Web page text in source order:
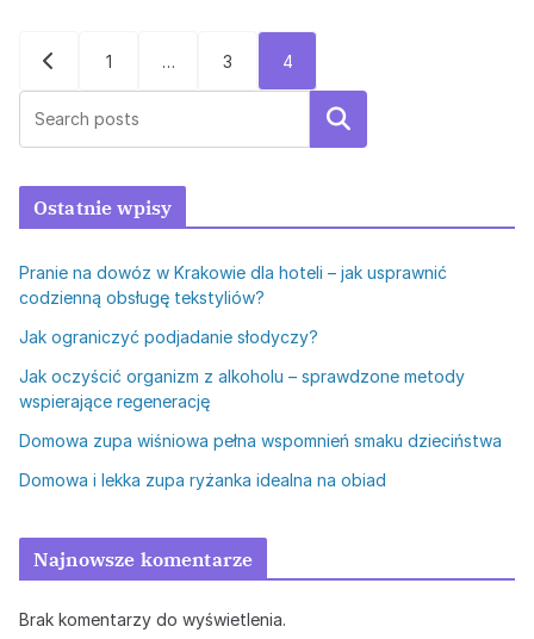
Stronicowanie
wpisów
1 … 3 4
Szukaj
Ostatnie wpisy
Pranie na dowóz w Krakowie dla hoteli – jak usprawnić
codzienną obsługę tekstyliów?
Jak ograniczyć podjadanie słodyczy?
Jak oczyścić organizm z alkoholu – sprawdzone metody
wspierające regenerację
Domowa zupa wiśniowa pełna wspomnień smaku dzieciństwa
Domowa i lekka zupa ryżanka idealna na obiad
Najnowsze komentarze
Brak komentarzy do wyświetlenia.